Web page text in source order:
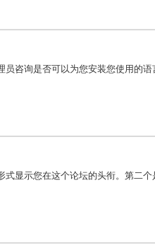
咨询是否可以为您安装您使用的
显示您在这个论坛的头衔。第二